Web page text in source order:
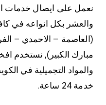
نعمل على ايصال خدمات
والعشر بكل انواعه في
(العاصمة – الاحمدي –
مبارك الكبير), نستخدم
خدمة 24 ساعة.